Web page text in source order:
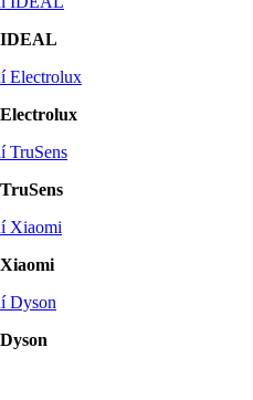
IDEAL